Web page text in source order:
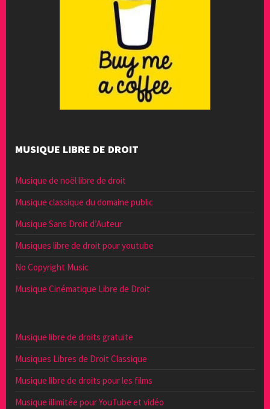
MUSIQUE LIBRE DE DROIT
Musique de noël libre de droit
Musique classique du domaine public
Musique Sans Droit d’Auteur
Musiques libre de droit pour youtube
No Copyright Music
Musique Cinématique Libre de Droit
Musique libre de droits gratuite
Musiques Libres de Droit Classique
Musique libre de droits pour les films
Musique illimitée pour YouTube et vidéo